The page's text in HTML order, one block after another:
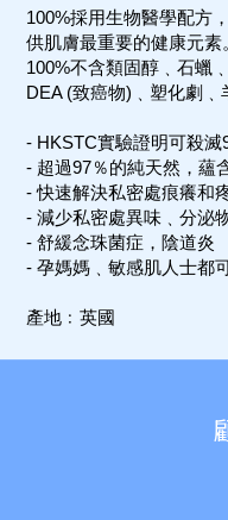
100%採用生物醫學配方
供肌膚最重要的健康元素
100%不含類固醇﹑石蠟
DEA (致癌物)﹑塑化劇﹑
- HKSTC實驗證明可殺
- 超過97％的純天然，蘊
- 快速解決私密處痕癢和
- 減少私密處異味﹑分泌
- 舒緩念珠菌症，陰道炎
- 孕媽媽﹑敏感肌人士都
產地﹕英國